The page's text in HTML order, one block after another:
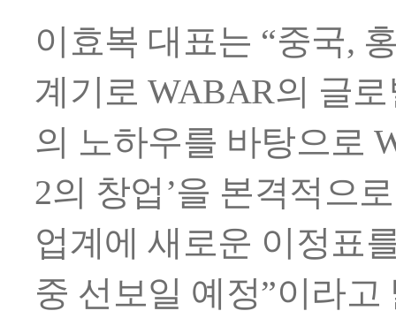
이효복 대표는 “중국,
계기로 WABAR의 글
의 노하우를 바탕으로
2의 창업’을 본격적으
업계에 새로운 이정표
중 선보일 예정”이라고